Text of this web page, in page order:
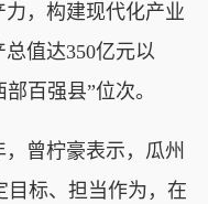
，构建现代化产业
值达350亿元以
百强县”位次。
曾柠豪表示，瓜州
目标、担当作为，在